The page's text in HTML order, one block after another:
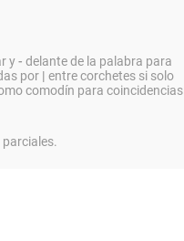
y- delante de la palabra para
por | entre corchetes si solo
comodín para coincidencias